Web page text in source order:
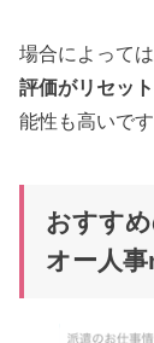
場合によっては
評価がリセッ
能性も高いです
おすす
オー人